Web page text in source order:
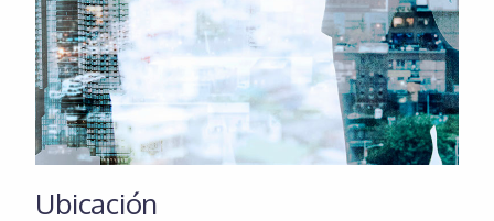
Ubicación